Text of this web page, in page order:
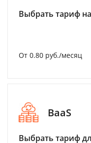
Выбрать тариф
От 0.80 руб./месяц
BaaS
Выбрать тариф